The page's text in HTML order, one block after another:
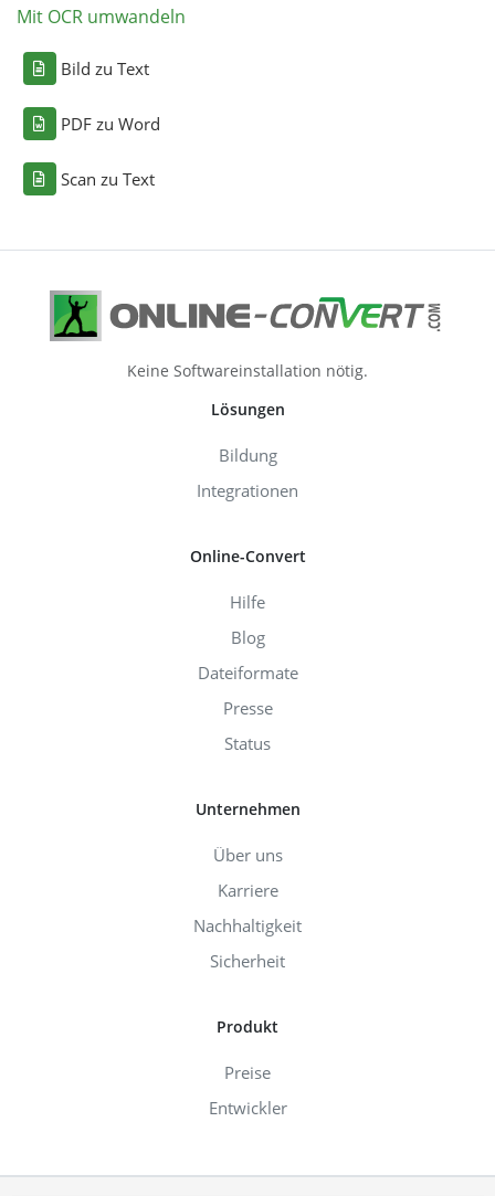
Mit OCR umwandeln
Bild zu Text
PDF zu Word
Scan zu Text
Keine Softwareinstallation nötig.
Lösungen
Bildung
Integrationen
Online-Convert
Hilfe
Blog
Dateiformate
Presse
Status
Unternehmen
Über uns
Karriere
Nachhaltigkeit
Sicherheit
Produkt
Preise
Entwickler